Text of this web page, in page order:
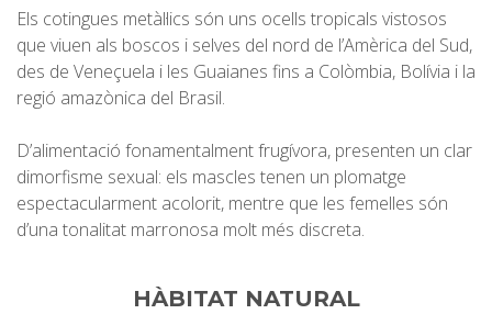
Els cotingues metàl·lics són uns ocells tropicals vistosos
que viuen als boscos i selves del nord de l’Amèrica del Sud,
des de Veneçuela i les Guaianes fins a Colòmbia, Bolívia i la
regió amazònica del Brasil.
D’alimentació fonamentalment frugívora, presenten un clar
dimorfisme sexual: els mascles tenen un plomatge
espectacularment acolorit, mentre que les femelles són
d’una tonalitat marronosa molt més discreta.
HÀBITAT NATURAL